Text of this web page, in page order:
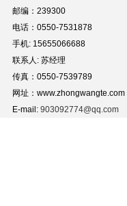
邮编：239300
电话：0550-7531878
手机: 15655066688
联系人: 苏经理
传真：0550-7539789
网址：www.zhongwangte.com
E-mail: 903092774@qq.com